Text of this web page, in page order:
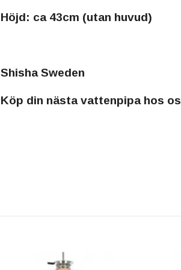
Höjd: ca 43cm (utan huvud)
Shisha Sweden
Köp din nästa vattenpipa hos